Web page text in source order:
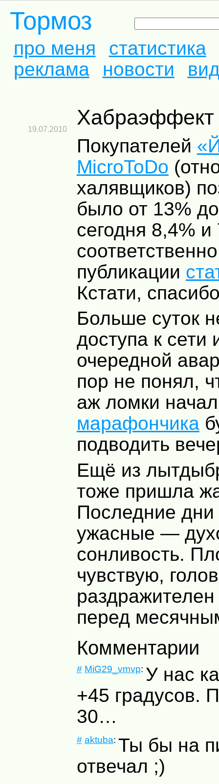
Тормоз
про меня
статистика
реклама
новости
Хабраэффект
19.07.2010
Покупателей
MicroToDo
халявщиков)
было от 13%
сегодня 8,4% и
публикации
Кстати,
Больше суток
доступа к сети
очередной
пор не понял,
аж ломки
марафончика
подводить
Ещё из
тоже пришла
Последние дни
ужасные —
сонливость.
чувствую,
перед
Комментарии
# MiG29_vmvp: У нас
+45 градусов.
30…
# aktuba: Ты бы на
отвечал ;)